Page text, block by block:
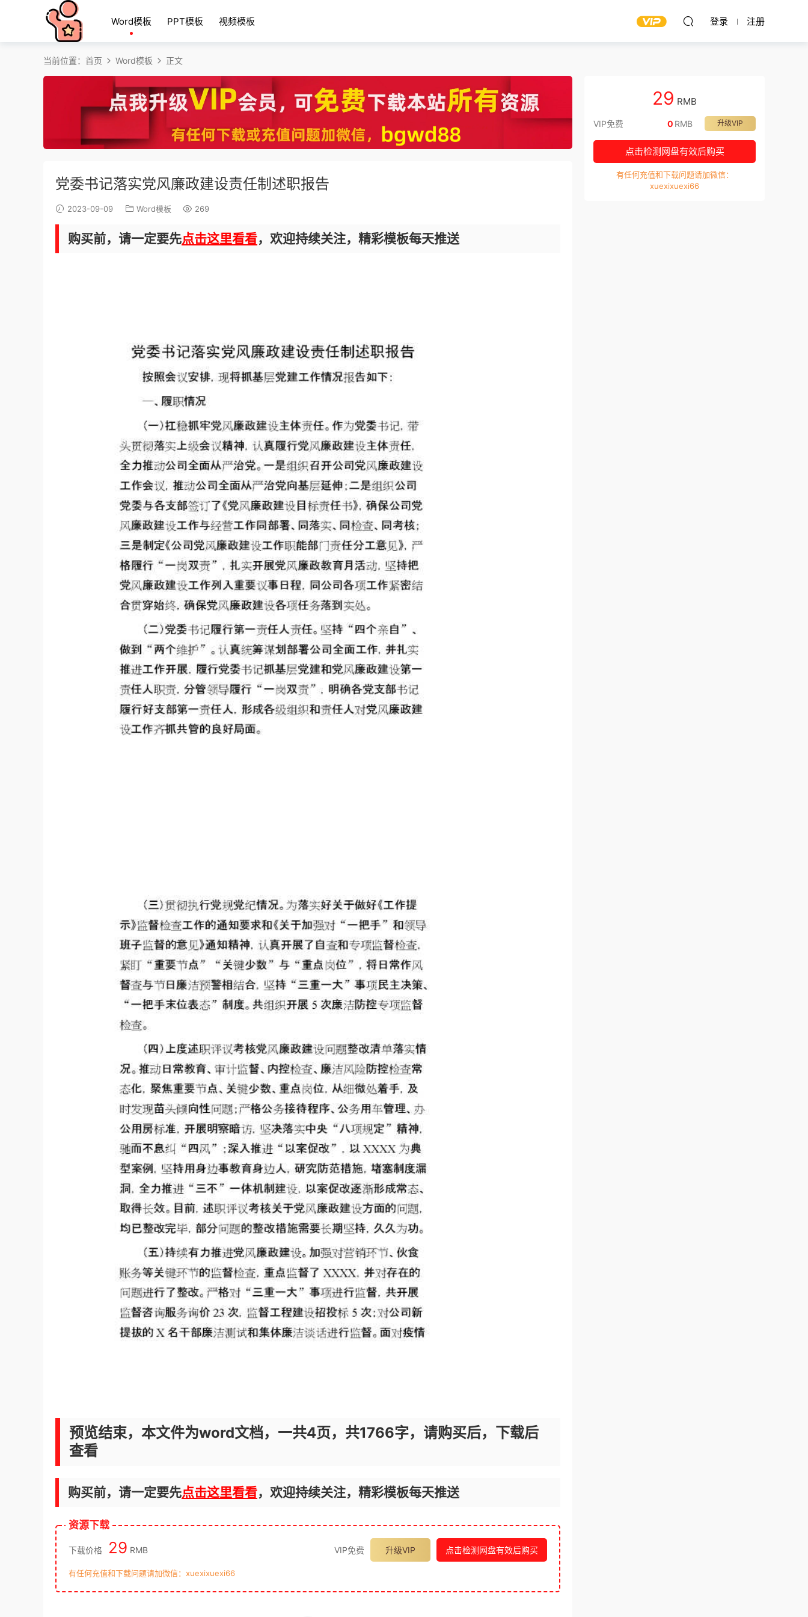
Word模板 PPT模板 视频模板 登录 注册
当前位置： 首页 Word模板 正文
党委书记落实党风廉政建设责任制述职报告
2023-09-09 Word模板 269
购买前，请一定要先点击这里看看，欢迎持续关注，精彩模板每天推送
预览结束，本文件为word文档，一共4页，共1766字，请购买后，下载后
查看
购买前，请一定要先点击这里看看，欢迎持续关注，精彩模板每天推送
资源下载
下载价格 29 RMB VIP免费 升级VIP 点击检测网盘有效后购买
有任何充值和下载问题请加微信：xuexixuexi66
29 RMB
VIP免费 升级VIP
0 RMB
点击检测网盘有效后购买
有任何充值和下载问题请加微信：
xuexixuexi66